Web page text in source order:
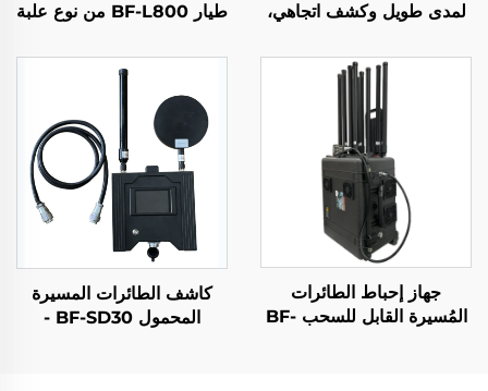
لمدى طويل وكشف اتجاهي،
المضاد للطائرات بدون طيار،
درع ترددي فعال، إشارات
الطائرات بدون طيار UAV
طيار BF-L800 من نوع علبة
جهاز إحباط الطائرات
المُسيرة القابل للسحب BF-
كاشف الطائرات المسيرة
المحمول BF-SD30 -